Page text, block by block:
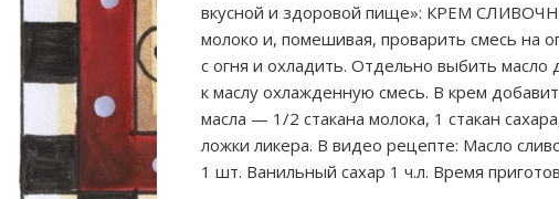
вкусной и здоровой пище»: КРЕМ
молоко и, помешивая, проварить смесь на
с огня и охладить. Отдельно выбить
к маслу охлажденную смесь. В крем
масла — 1/2 стакана молока, 1 стакан
ложки ликера. В видео рецепте: Масло
1 шт. Ванильный сахар 1 ч.л. Время